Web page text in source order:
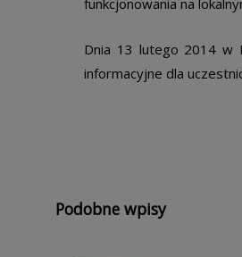
Dnia 13 lutego 2014 w
informacyjne dla
Podobne wpisy